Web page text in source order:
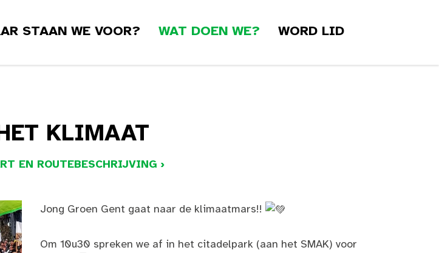
STAAN WE VOOR? WAT DOEN WE? WORD LID
KLIMAAT
EN ROUTEBESCHRIJVING ›
Jong Groen Gent gaat naar de klimaatmars!!
Om 10u30 spreken we af in het citadelpark (aan het SMAK) voor